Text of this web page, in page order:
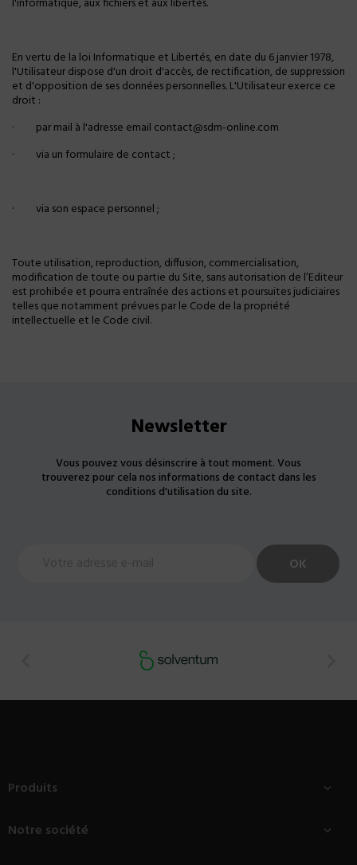
En vertu de la loi Informatique et Libertés, en date du 6 janvier 1978,
l'Utilisateur dispose d'un droit d'accès, de rectification, de suppression
et d'opposition de ses données personnelles. L'Utilisateur exerce ce
droit :
·
par mail à l'adresse email contact@sdm-online.com
·
via un formulaire de contact ;
· via son espace personnel ;
Toute utilisation, reproduction, diffusion, commercialisation,
modification de toute ou partie du Site, sans autorisation de l’Editeur
est prohibée et pourra entraînée des actions et poursuites judiciaires
telles que notamment prévues par le Code de la propriété
intellectuelle et le Code civil.
Newsletter
Vous pouvez vous désinscrire à tout moment. Vous
trouverez pour cela nos informations de contact dans les
conditions d'utilisation du site.
Produits 
Notre société 